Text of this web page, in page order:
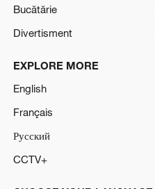
Bucătărie
Divertisment
EXPLORE MORE
English
Français
Русский
CCTV+